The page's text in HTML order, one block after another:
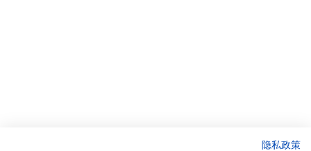
隐私政策